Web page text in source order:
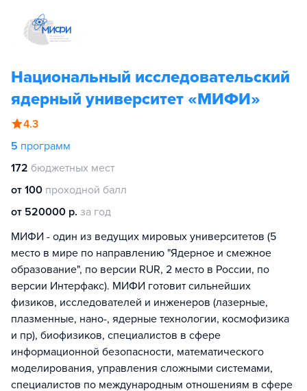
Национальный исследовательский
ядерный университет «МИФИ»
4.3
5 программ
172 бюджетных мест
от 100 проходной балл
от 520000 р. за год
МИФИ - один из ведущих мировых университетов (5
место в мире по направлению "Ядерное и смежное
образование", по версии RUR, 2 место в России, по
версии Интерфакс). МИФИ готовит сильнейших
физиков, исследователей и инженеров (лазерные,
плазменные, нано-, ядерные технологии, космофизика
и пр), биофизиков, специалистов в сфере
информационной безопасности, математического
моделирования, управления сложными системами,
специалистов по международным отношениям в сфере